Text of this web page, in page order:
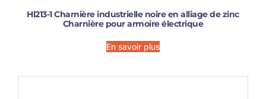
Hl213-1 Charnière industrielle noire en alliage de zinc
Charnière pour armoire électrique
En savoir plus